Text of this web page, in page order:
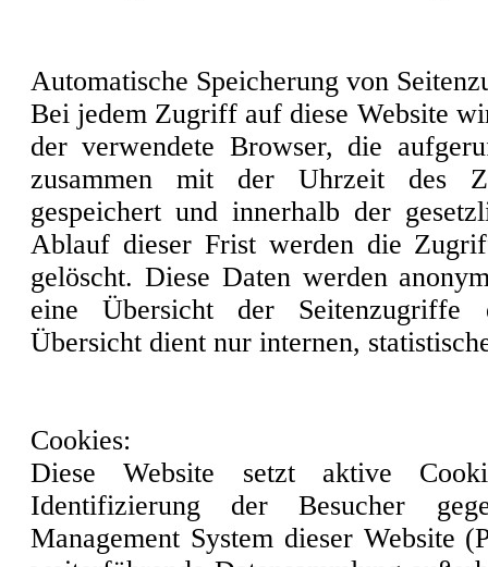
Automatische Speicherung von
Bei jedem Zugriff auf diese Website
der verwendete Browser, die
zusammen mit der Uhrzeit des
gespeichert und innerhalb der
Ablauf dieser Frist werden die
gelöscht. Diese Daten werden
eine Übersicht der Seitenzugriffe
Übersicht dient nur internen,
Cookies:
Diese Website setzt aktive
Identifizierung der Besucher
Management System dieser Website